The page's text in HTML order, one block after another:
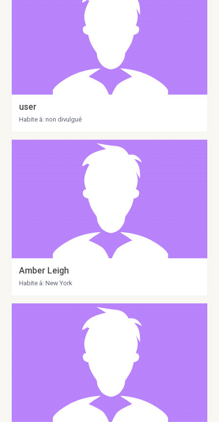
user
Habite à: non divulgué
Amber Leigh
Habite à: New York